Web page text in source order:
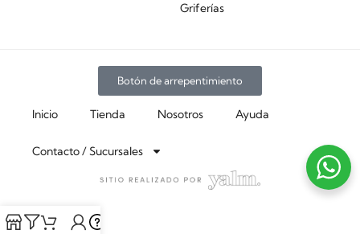
Griferías
Botón de arrepentimiento
Inicio Tienda Nosotros Ayuda
Contacto / Sucursales